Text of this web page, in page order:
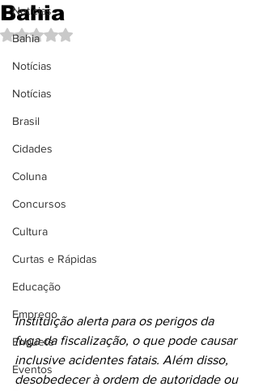
Notícias
Bahia
Notícias
Notícias
Brasil
Cidades
Coluna
Concursos
Cultura
Curtas e Rápidas
Educação
Emprego
Enquete
Eventos
Bahia
Avaliado com NaN de 5 estrelas.
Instituição alerta para os perigos da
fuga da fiscalização, o que pode causar
inclusive acidentes fatais. Além disso,
desobedecer à ordem de autoridade ou